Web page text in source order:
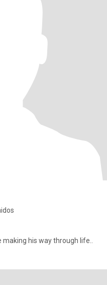
his way through life..